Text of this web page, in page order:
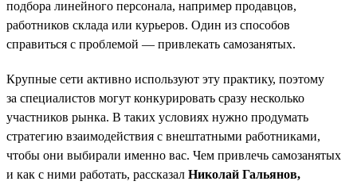
подбора линейного персонала, например продавцов,
работников склада или курьеров. Один из способов
справиться с проблемой — привлекать самозанятых.
Крупные сети активно используют эту практику, поэтому
за специалистов могут конкурировать сразу несколько
участников рынка. В таких условиях нужно продумать
стратегию взаимодействия с внештатными работниками,
чтобы они выбирали именно вас. Чем привлечь самозанятых
и как с ними работать, рассказал Николай Гальянов,